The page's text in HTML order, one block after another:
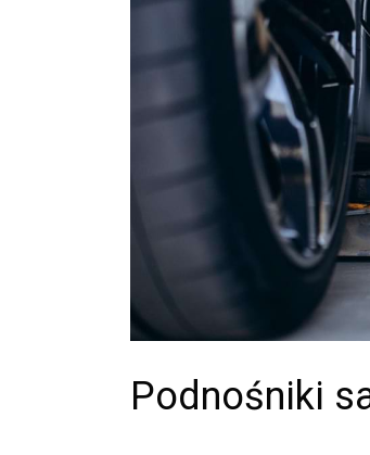
Podnośniki